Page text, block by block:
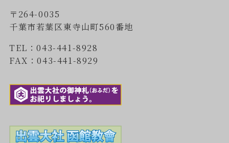
〒264-0035
千葉市若葉区東寺山町560番地
TEL：043-441-8928
FAX：043-441-8929